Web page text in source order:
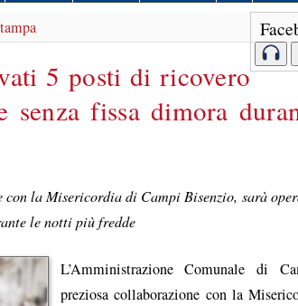
5 posti di ricovero
senza fissa dimora
la Misericordia di Campi Bisenzio, sarà
le notti più fredde
L’Amministrazione Comunale di
preziosa collaborazione con la